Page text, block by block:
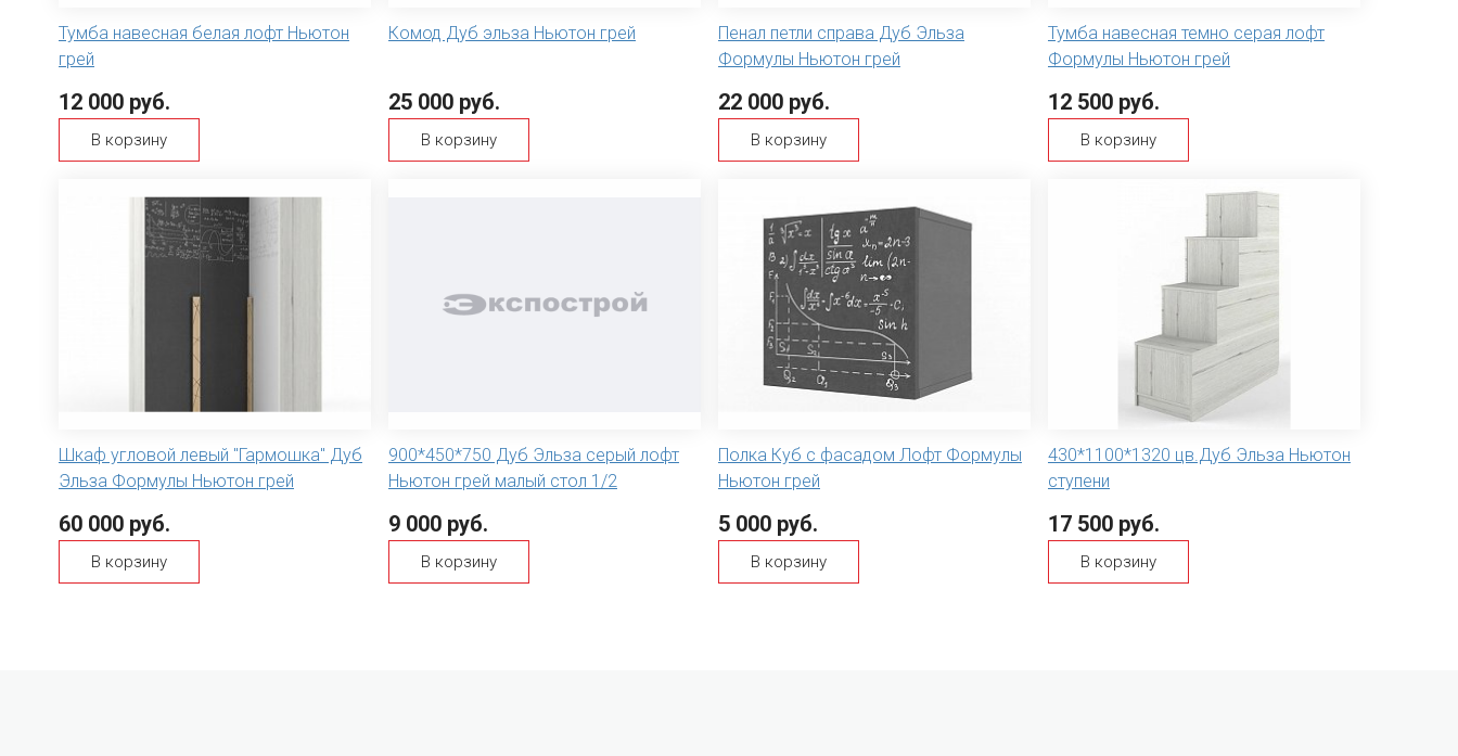
Тумба навесная белая лофт Ньютон
грей
12 000 руб.
В корзину
Комод Дуб эльза Ньютон грей
25 000 руб.
В корзину
Пенал петли справа Дуб Эльза
Формулы Ньютон грей
22 000 руб.
В корзину
Тумба навесная темно серая лофт
Формулы Ньютон грей
12 500 руб.
В корзину
Шкаф угловой левый "Гармошка" Дуб
Эльза Формулы Ньютон грей
60 000 руб.
В корзину
900*450*750 Дуб Эльза серый лофт
Ньютон грей малый стол 1/2
9 000 руб.
В корзину
Полка Куб с фасадом Лофт Формулы
Ньютон грей
5 000 руб.
В корзину
430*1100*1320 цв.Дуб Эльза Ньютон
ступени
17 500 руб.
В корзину